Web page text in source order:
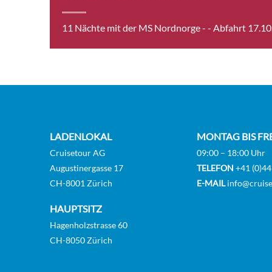
23.10.26
23.10.26 Vadso
23.10.26
23.10.26
24.10.26
24.10.26
11 Nächte mit der MS Nordnorge - - Abfahrt
LADENLOKAL
Cruisetour AG
Augustinergasse 17
CH-8001 Zürich
HAUPTSITZ
Hagenholzstrasse 60
CH-8050 Zürich
MONTAG BIS
09:00 – 18:00 Uhr
TELEFON +41
E-MAIL